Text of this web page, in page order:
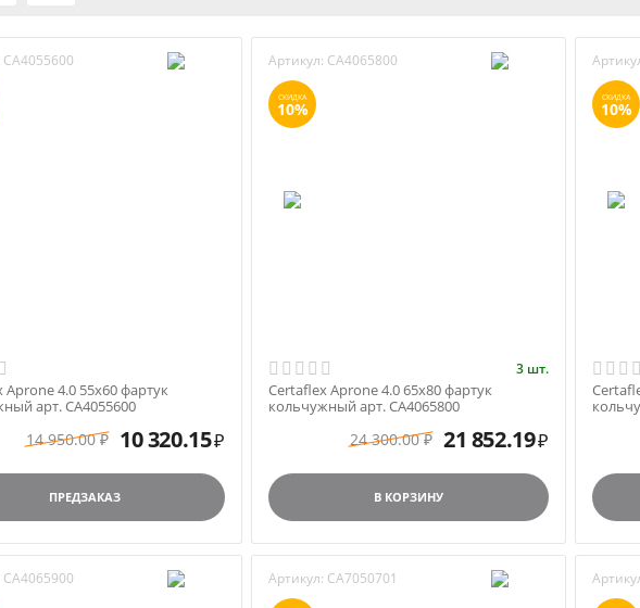
CA4055600
Aprone 4.0 55х60 фартук
арт. CA4055600
14 950.00 ₽ 10 320.15₽
ПРЕДЗАКАЗ
Артикул: CA4065800
СКИДКА
10%
3 шт.
Certaflex Aprone 4.0 65х80 фартук
кольчужный арт. CA4065800
24 300.00 ₽ 21 852.19₽
В КОРЗИНУ
СКИДКА
10%
CA4065900 Артикул: CA7050701